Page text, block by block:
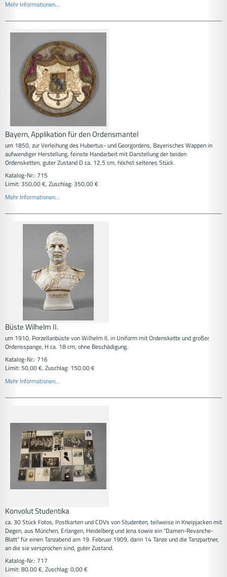
Mehr Informationen...
Bayern, Applikation für den Ordensmantel
um 1850, zur Verleihung des Hubertus- und Georgordens, Bayerisches Wappen in
aufwendiger Herstellung, feinste Handarbeit mit Darstellung der beiden
Ordensketten, guter Zustand D ca. 12,5 cm, höchst seltenes Stück.
Katalog-Nr.: 715
Limit: 350,00 €, Zuschlag: 350,00 €
Mehr Informationen...
Büste Wilhelm II.
um 1910, Porzellanbüste von Wilhelm II. in Uniform mit Ordenskette und großer
Ordensspange, H ca. 18 cm, ohne Beschädigung.
Katalog-Nr.: 716
Limit: 50,00 €, Zuschlag: 150,00 €
Mehr Informationen...
Konvolut Studentika
ca. 30 Stück Fotos, Postkarten und CDVs von Studenten, teilweise in Kneipjacken mit
Degen, aus München, Erlangen, Heidelberg und Jena sowie ein "Damen-Revanche-
Blatt" für einen Tanzabend am 19. Februar 1909, darin 14 Tänze und die Tanzpartner,
an die sie versprochen sind, guter Zustand.
Katalog-Nr.: 717
Limit: 80,00 €, Zuschlag: 0,00 €